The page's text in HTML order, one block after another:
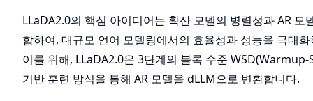
LLaDA2.0의 핵심 아이디어는 확산 모델의 병렬성과 AR 모
합하여, 대규모 언어 모델링에서의 효율성과 성능을 극대
이를 위해, LLaDA2.0은 3단계의 블록 수준
기반 훈련 방식을 통해 AR 모델을 dLLM으로 변환합니다.